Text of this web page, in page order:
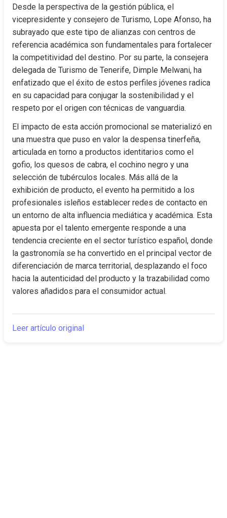
Desde la perspectiva de la gestión pública, el
vicepresidente y consejero de Turismo, Lope Afonso, ha
subrayado que este tipo de alianzas con centros de
referencia académica son fundamentales para fortalecer
la competitividad del destino. Por su parte, la consejera
delegada de Turismo de Tenerife, Dimple Melwani, ha
enfatizado que el éxito de estos perfiles jóvenes radica
en su capacidad para conjugar la sostenibilidad y el
respeto por el origen con técnicas de vanguardia.
El impacto de esta acción promocional se materializó en
una muestra que puso en valor la despensa tinerfeña,
articulada en torno a productos identitarios como el
gofio, los quesos de cabra, el cochino negro y una
selección de tubérculos locales. Más allá de la
exhibición de producto, el evento ha permitido a los
profesionales isleños establecer redes de contacto en
un entorno de alta influencia mediática y académica. Esta
apuesta por el talento emergente responde a una
tendencia creciente en el sector turístico español, donde
la gastronomía se ha convertido en el principal vector de
diferenciación de marca territorial, desplazando el foco
hacia la autenticidad del producto y la trazabilidad como
valores añadidos para el consumidor actual.
Leer artículo original